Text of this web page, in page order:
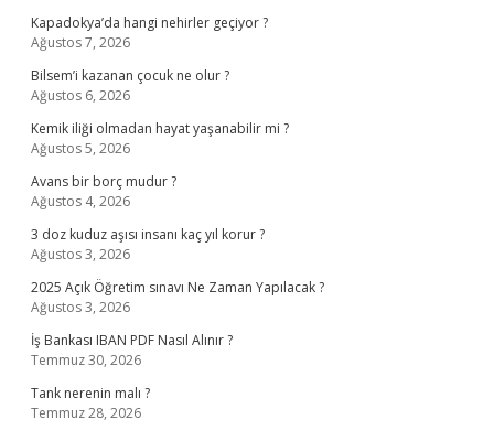
Kapadokya’da hangi nehirler geçiyor ?
Ağustos 7, 2026
Bilsem’i kazanan çocuk ne olur ?
Ağustos 6, 2026
Kemik iliği olmadan hayat yaşanabilir mi ?
Ağustos 5, 2026
Avans bir borç mudur ?
Ağustos 4, 2026
3 doz kuduz aşısı insanı kaç yıl korur ?
Ağustos 3, 2026
2025 Açık Öğretim sınavı Ne Zaman Yapılacak ?
Ağustos 3, 2026
İş Bankası IBAN PDF Nasıl Alınır ?
Temmuz 30, 2026
Tank nerenin malı ?
Temmuz 28, 2026